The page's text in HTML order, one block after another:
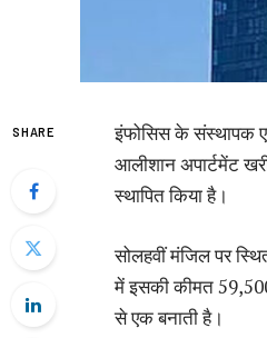
SHARE
इंफोसिस के संस्थापक
आलीशान अपार्टमेंट
स्थापित किया है।
सोलहवीं मंजिल पर
में इसकी कीमत
से एक बनाती है।